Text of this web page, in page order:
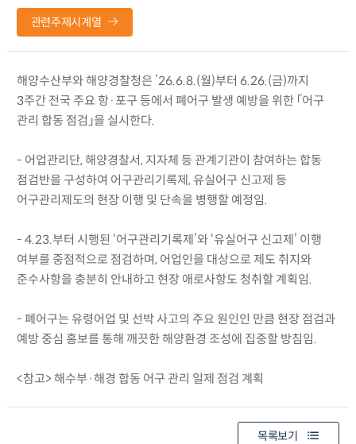
관련주제시계열
해양수산부와 해양경찰청은 ’26.6.8.(월)부터 6.26.(금)까지
3주간 전국 주요 항·포구 등에서 폐어구 발생 예방을 위한 「어구
관리 합동 점검」을 실시한다.
- 어업관리단, 해양경찰서, 지자체 등 관계기관이 참여하는 합동
점검반을 구성하여 어구관리기록제, 유실어구 신고제 등
어구관리제도의 현장 이행 및 단속을 병행할 예정임.
- 4.23.부터 시행된 ‘어구관리기록제’와 ‘유실어구 신고제’ 이행
여부를 중점적으로 점검하며, 어업인을 대상으로 제도 취지와
준수사항을 충분히 안내하고 현장 애로사항도 청취할 계획임.
- 폐어구는 유령어업 및 선박 사고의 주요 원인인 만큼 현장 점검과
예방 중심 홍보를 통해 깨끗한 해양환경 조성에 집중할 방침임.
<참고> 해수부·해경 합동 어구 관리 일제 점검 계획
목록보기